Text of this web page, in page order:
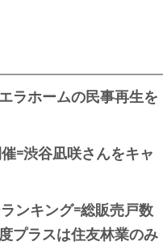
ラホームの民事再生を
=渋谷凪咲さんをキャ
ンキング=総販売戸数
プラスは住友林業のみ